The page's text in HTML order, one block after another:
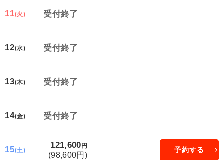
11(火) 受付終了
12(水) 受付終了
13(木) 受付終了
14(金) 受付終了
15(土)
121,600 円
(98,600円)
予約する